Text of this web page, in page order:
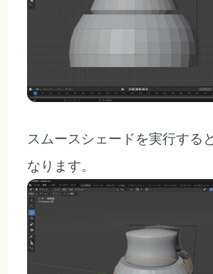
スムースシェードを実行する
なります。